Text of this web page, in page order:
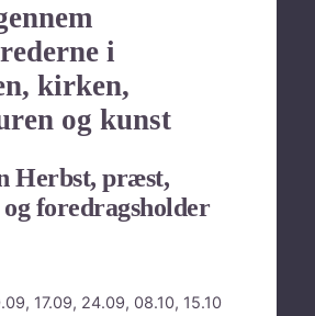
i
kirken,
og kunst
Herbst, præst,
foredragsholder
17.09, 24.09, 08.10, 15.10